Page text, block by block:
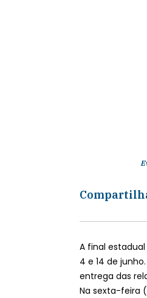
A final
4 e 14 de
entrega das
Na sexta-feira